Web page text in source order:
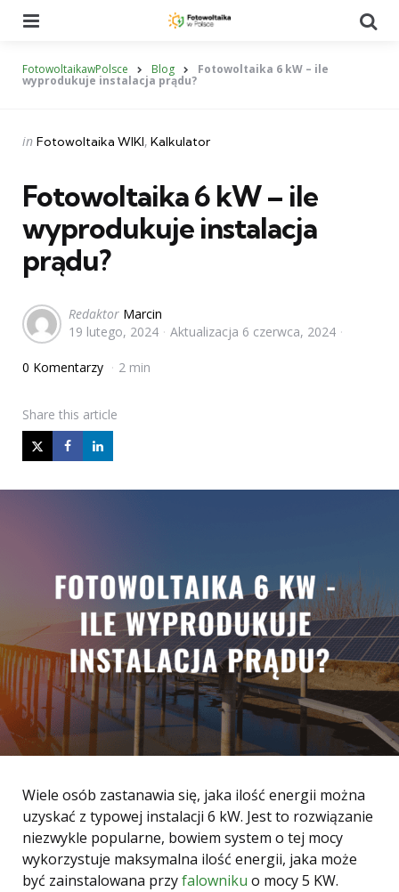
FotowoltaikawPolsce Blog Fotowoltaika 6 kW – ile
wyprodukuje instalacja prądu?
Categories
Posted
in Fotowoltaika WIKI Kalkulator
Fotowoltaika 6 kW – ile
wyprodukuje instalacja
prądu?
Posted
by
Redaktor Marcin
19 lutego, 2024
Aktualizacja 6 czerwca, 2024
0 Komentarzy 2 min
Share this article
Wiele osób zastanawia się, jaka ilość energii można
uzyskać z typowej instalacji 6 kW. Jest to rozwiązanie
niezwykle popularne, bowiem system o tej mocy
wykorzystuje maksymalna ilość energii, jaka może
być zainstalowana przyfalowniku o mocy 5 KW.